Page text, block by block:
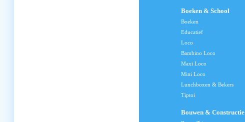
Boeken & School
Boeken
Educatief
Loco
Bambino Loco
Maxi Loco
Mini Loco
Lunchboxen & Bekers
Tiptoi
Bouwen & Constructie